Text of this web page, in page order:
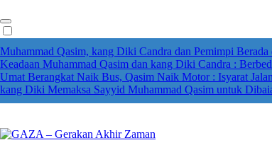
Muhammad Qasim, kang Diki Candra dan Pemimpi
Keadaan Muhammad Qasim dan kang Diki Candra :
Umat Berangkat Naik Bus, Qasim Naik Motor : Isyarat
kang Diki Memaksa Sayyid Muhammad Qasim untuk